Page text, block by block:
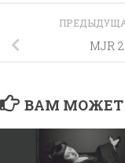
MJR
ВАМ МОЖЕТ